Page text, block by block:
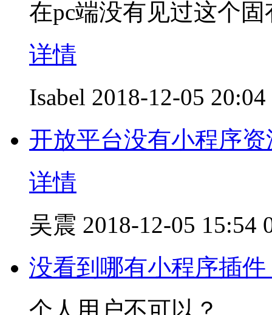
在pc端没有见过这个
详情
Isabel 2018-12-05 20:04
开放平台没有小程序资
详情
吴震 2018-12-05 15:54
没看到哪有小程序插
个人用户不可以？